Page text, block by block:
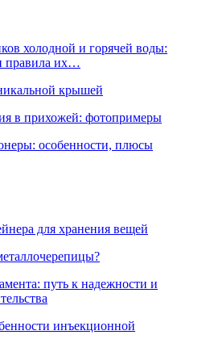
холодной и горячей воды:
правила их…
крышей
в прихожей: фотопримеры
особенности, плюсы
для хранения вещей
путь к надежности и
инъекционной